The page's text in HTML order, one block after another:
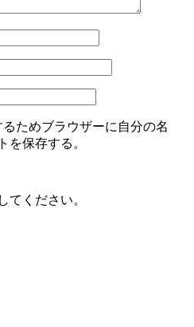
ためブラウザーに自分の名
を保存する。
てください。